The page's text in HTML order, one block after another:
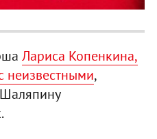
Лариса Копенкина,
неизвестными,